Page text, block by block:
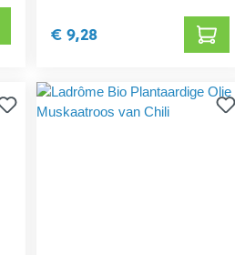
€ 9,28